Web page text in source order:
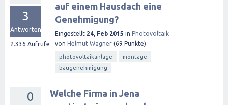
3
Antworten
2.336 Aufrufe
auf einem Hausdach eine
Genehmigung?
Eingestellt 24, Feb 2015 in Photovoltaik
von Helmut Wagner (69 Punkte)
photovoltaikanlage
montage
baugenehmigung
0
Welche Firma in Jena